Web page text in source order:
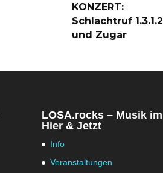
KONZERT:
Schlachtruf 1.3.1.2
und Zugar
LOSA.rocks – Musik im
Hier & Jetzt
Info
Veranstaltungen